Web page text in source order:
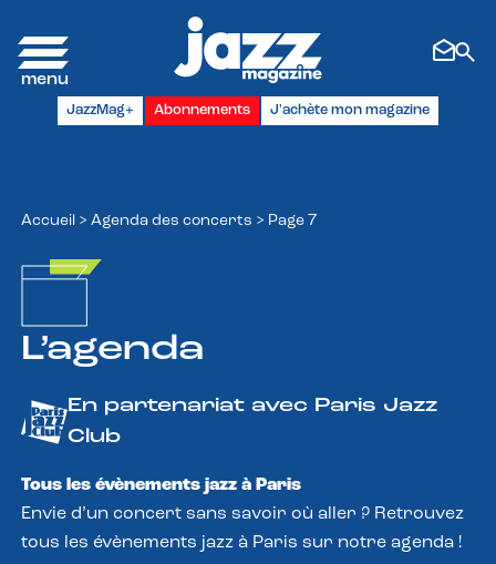
JazzMag+ Abonnements J'achète mon magazine
Accueil > Agenda des concerts > Page 7
L’agenda
En partenariat avec Paris Jazz
Club
Tous les évènements jazz à Paris
Envie d’un concert sans savoir où aller ? Retrouvez
tous les évènements jazz à Paris sur notre agenda !